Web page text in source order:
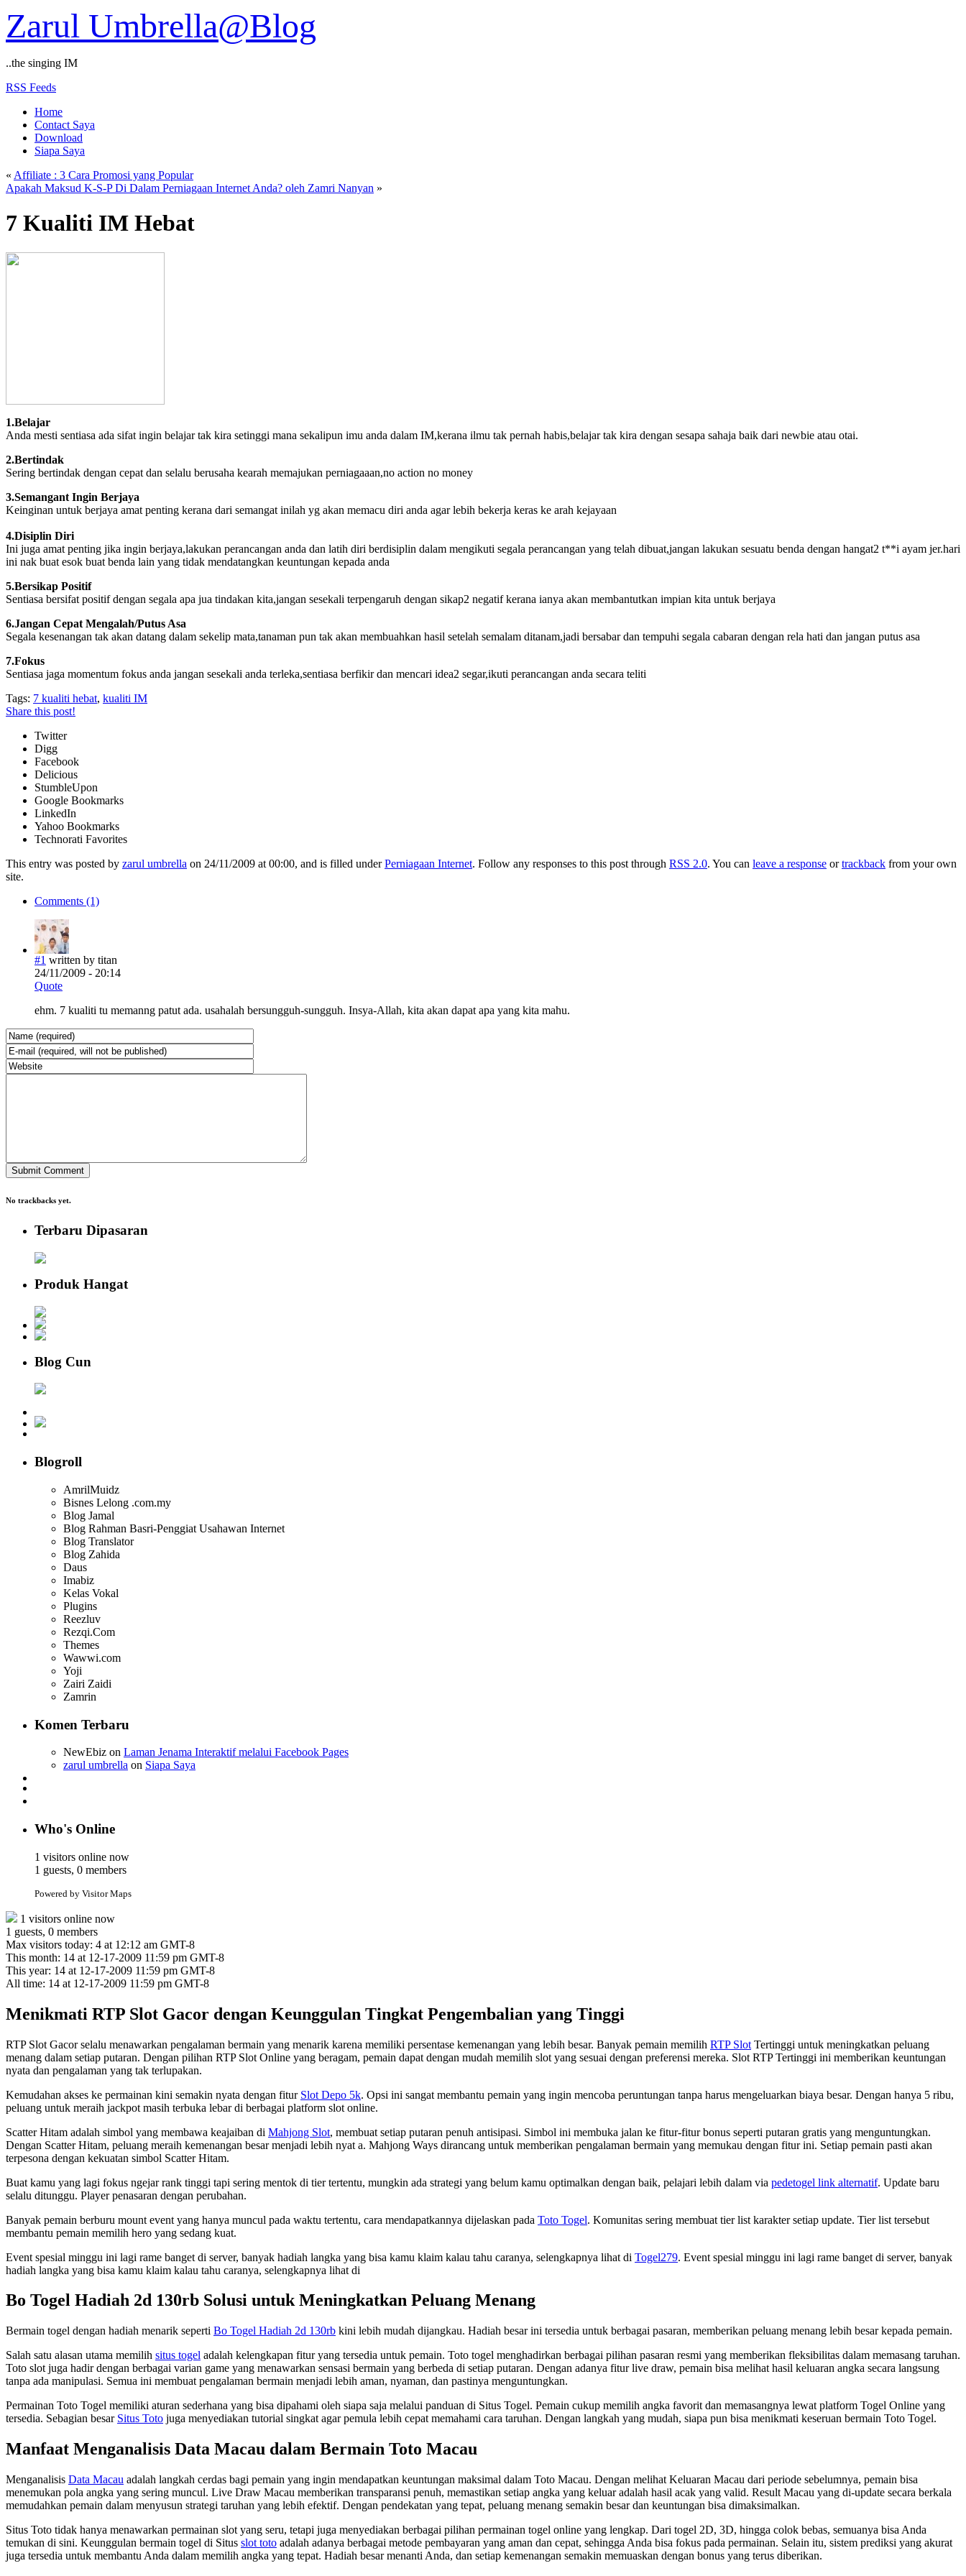
Zarul Umbrella@Blog
..the singing IM
RSS Feeds
Home
Contact Saya
Download
Siapa Saya
« Affiliate : 3 Cara Promosi yang Popular
Apakah Maksud K-S-P Di Dalam Perniagaan Internet Anda? oleh Zamri Nanyan »
7 Kualiti IM Hebat
1.Belajar
Anda mesti sentiasa ada sifat ingin belajar tak kira setinggi mana sekalipun imu anda dalam IM,kerana ilmu tak pernah habis,belajar tak kira dengan sesapa sahaja baik dari newbie atau otai.
2.Bertindak
Sering bertindak dengan cepat dan selalu berusaha kearah memajukan perniagaaan,no action no money
3.Semangant Ingin Berjaya
Keinginan untuk berjaya amat penting kerana dari semangat inilah yg akan memacu diri anda agar lebih bekerja keras ke arah kejayaan
4.Disiplin Diri
Ini juga amat penting jika ingin berjaya,lakukan perancangan anda dan latih diri berdisiplin dalam mengikuti segala perancangan yang telah dibuat,jangan lakukan sesuatu benda dengan hangat2 t**i ayam jer.hari
ini nak buat esok buat benda lain yang tidak mendatangkan keuntungan kepada anda
5.Bersikap Positif
Sentiasa bersifat positif dengan segala apa jua tindakan kita,jangan sesekali terpengaruh dengan sikap2 negatif kerana ianya akan membantutkan impian kita untuk berjaya
6.Jangan Cepat Mengalah/Putus Asa
Segala kesenangan tak akan datang dalam sekelip mata,tanaman pun tak akan membuahkan hasil setelah semalam ditanam,jadi bersabar dan tempuhi segala cabaran dengan rela hati dan jangan putus asa
7.Fokus
Sentiasa jaga momentum fokus anda jangan sesekali anda terleka,sentiasa berfikir dan mencari idea2 segar,ikuti perancangan anda secara teliti
Tags: 7 kualiti hebat, kualiti IM
Share this post!
Twitter
Digg
Facebook
Delicious
StumbleUpon
Google Bookmarks
LinkedIn
Yahoo Bookmarks
Technorati Favorites
This entry was posted by zarul umbrella on 24/11/2009 at 00:00, and is filled underPerniagaan Internet. Follow any responses to this post through RSS 2.0. You can leave a response ortrackback from your own
site.
Comments (1)
#1 written by titan
24/11/2009 - 20:14
Quote
ehm. 7 kualiti tu memanng patut ada. usahalah bersungguh-sungguh. Insya-Allah, kita akan dapat apa yang kita mahu.
No trackbacks yet.
Terbaru Dipasaran
Produk Hangat
Blog Cun
Blogroll
AmrilMuidz
Bisnes Lelong .com.my
Blog Jamal
Blog Rahman Basri-Penggiat Usahawan Internet
Blog Translator
Blog Zahida
Daus
Imabiz
Kelas Vokal
Plugins
Reezluv
Rezqi.Com
Themes
Wawwi.com
Yoji
Zairi Zaidi
Zamrin
Komen Terbaru
NewEbiz on Laman Jenama Interaktif melalui Facebook Pages
zarul umbrella on Siapa Saya
Who's Online
1 visitors online now
1 guests, 0 members
Powered by Visitor Maps
1 visitors online now
1 guests, 0 members
Max visitors today: 4 at 12:12 am GMT-8
This month: 14 at 12-17-2009 11:59 pm GMT-8
This year: 14 at 12-17-2009 11:59 pm GMT-8
All time: 14 at 12-17-2009 11:59 pm GMT-8
Menikmati RTP Slot Gacor dengan Keunggulan Tingkat Pengembalian yang Tinggi
RTP Slot Gacor selalu menawarkan pengalaman bermain yang menarik karena memiliki persentase kemenangan yang lebih besar. Banyak pemain memilih RTP Slot Tertinggi untuk meningkatkan peluang
menang dalam setiap putaran. Dengan pilihan RTP Slot Online yang beragam, pemain dapat dengan mudah memilih slot yang sesuai dengan preferensi mereka. Slot RTP Tertinggi ini memberikan keuntungan
nyata dan pengalaman yang tak terlupakan.
Kemudahan akses ke permainan kini semakin nyata dengan fitur Slot Depo 5k. Opsi ini sangat membantu pemain yang ingin mencoba peruntungan tanpa harus mengeluarkan biaya besar. Dengan hanya 5 ribu,
peluang untuk meraih jackpot masih terbuka lebar di berbagai platform slot online.
Scatter Hitam adalah simbol yang membawa keajaiban di Mahjong Slot, membuat setiap putaran penuh antisipasi. Simbol ini membuka jalan ke fitur-fitur bonus seperti putaran gratis yang menguntungkan.
Dengan Scatter Hitam, peluang meraih kemenangan besar menjadi lebih nyat a. Mahjong Ways dirancang untuk memberikan pengalaman bermain yang memukau dengan fitur ini. Setiap pemain pasti akan
terpesona dengan kekuatan simbol Scatter Hitam.
Buat kamu yang lagi fokus ngejar rank tinggi tapi sering mentok di tier tertentu, mungkin ada strategi yang belum kamu optimalkan dengan baik, pelajari lebih dalam via pedetogel link alternatif. Update baru
selalu ditunggu. Player penasaran dengan perubahan.
Banyak pemain berburu mount event yang hanya muncul pada waktu tertentu, cara mendapatkannya dijelaskan pada Toto Togel. Komunitas sering membuat tier list karakter setiap update. Tier list tersebut
membantu pemain memilih hero yang sedang kuat.
Event spesial minggu ini lagi rame banget di server, banyak hadiah langka yang bisa kamu klaim kalau tahu caranya, selengkapnya lihat di Togel279. Event spesial minggu ini lagi rame banget di server, banyak
hadiah langka yang bisa kamu klaim kalau tahu caranya, selengkapnya lihat di
Bo Togel Hadiah 2d 130rb Solusi untuk Meningkatkan Peluang Menang
Bermain togel dengan hadiah menarik seperti Bo Togel Hadiah 2d 130rb kini lebih mudah dijangkau. Hadiah besar ini tersedia untuk berbagai pasaran, memberikan peluang menang lebih besar kepada pemain.
Salah satu alasan utama memilih situs togel adalah kelengkapan fitur yang tersedia untuk pemain. Toto togel menghadirkan berbagai pilihan pasaran resmi yang memberikan fleksibilitas dalam memasang taruhan.
Toto slot juga hadir dengan berbagai varian game yang menawarkan sensasi bermain yang berbeda di setiap putaran. Dengan adanya fitur live draw, pemain bisa melihat hasil keluaran angka secara langsung
tanpa ada manipulasi. Semua ini membuat pengalaman bermain menjadi lebih aman, nyaman, dan pastinya menguntungkan.
Permainan Toto Togel memiliki aturan sederhana yang bisa dipahami oleh siapa saja melalui panduan di Situs Togel. Pemain cukup memilih angka favorit dan memasangnya lewat platform Togel Online yang
tersedia. Sebagian besar Situs Toto juga menyediakan tutorial singkat agar pemula lebih cepat memahami cara taruhan. Dengan langkah yang mudah, siapa pun bisa menikmati keseruan bermain Toto Togel.
Manfaat Menganalisis Data Macau dalam Bermain Toto Macau
Menganalisis Data Macau adalah langkah cerdas bagi pemain yang ingin mendapatkan keuntungan maksimal dalam Toto Macau. Dengan melihat Keluaran Macau dari periode sebelumnya, pemain bisa
menemukan pola angka yang sering muncul. Live Draw Macau memberikan transparansi penuh, memastikan setiap angka yang keluar adalah hasil acak yang valid. Result Macau yang di-update secara berkala
memudahkan pemain dalam menyusun strategi taruhan yang lebih efektif. Dengan pendekatan yang tepat, peluang menang semakin besar dan keuntungan bisa dimaksimalkan.
Situs Toto tidak hanya menawarkan permainan slot yang seru, tetapi juga menyediakan berbagai pilihan permainan togel online yang lengkap. Dari togel 2D, 3D, hingga colok bebas, semuanya bisa Anda
temukan di sini. Keunggulan bermain togel di Situs slot toto adalah adanya berbagai metode pembayaran yang aman dan cepat, sehingga Anda bisa fokus pada permainan. Selain itu, sistem prediksi yang akurat
juga tersedia untuk membantu Anda dalam memilih angka yang tepat. Hadiah besar menanti Anda, dan setiap kemenangan semakin memuaskan dengan bonus yang terus diberikan.